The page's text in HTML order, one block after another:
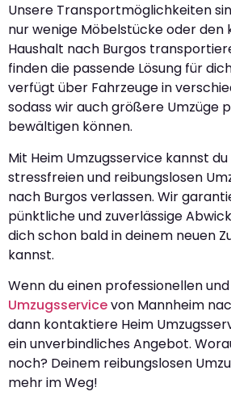
Unsere Transportmöglichkeiten
nur wenige Möbelstücke oder
Haushalt nach Burgos
finden die passende Lösung für
verfügt über Fahrzeuge in
sodass wir auch größere Umzüge
bewältigen können.
Mit Heim Umzugsservice kannst
stressfreien und reibungslosen
nach Burgos verlassen. Wir
pünktliche und zuverlässige
dich schon bald in deinem neuen
kannst.
Wenn du einen professionellen
Umzugsservicevon Mannheim
dann kontaktiere Heim
ein unverbindliches Angebot.
noch? Deinem reibungslosen
mehr im Weg!